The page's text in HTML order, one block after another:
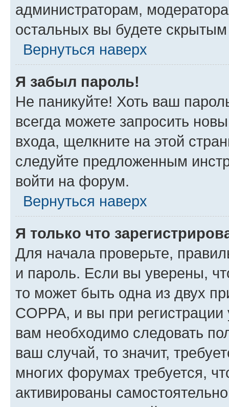
администраторам,
остальных вы будете
Вернуться наверх
Я забыл пароль!
Не паникуйте! Хоть ваш
всегда можете запросить
входа, щелкните на этой
следуйте предложенным
войти на форум.
Вернуться наверх
Я только что
Для начала проверьте,
и пароль. Если вы уверены,
то может быть одна из двух
COPPA, и вы при
вам необходимо следовать
ваш случай, то значит,
многих форумах требуется,
активированы